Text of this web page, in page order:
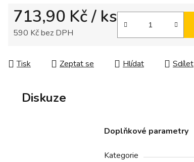
hvězdiček.
713,90 Kč/ ks
590 Kč bez DPH
Tisk Zeptat se Hlídat Sdílet
Diskuze
Doplňkové parametry
Kategorie